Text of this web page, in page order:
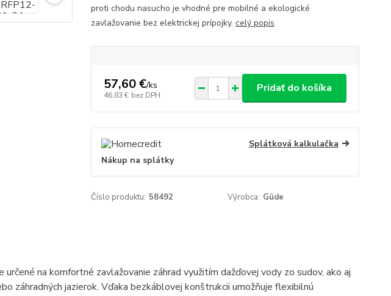
proti chodu nasucho je vhodné pre mobilné a ekologické
zavlažovanie bez elektrickej prípojky. celý popis
57,60 €/ks
46,83 € bez DPH
Pridať do košíka
Splátková kalkulačka
Nákup na splátky
Číslo produktu: 58492 Výrobca: Güde
určené na komfortné zavlažovanie záhrad využitím dažďovej vody zo sudov, ako aj
záhradných jazierok. Vďaka bezkáblovej konštrukcii umožňuje flexibilnú